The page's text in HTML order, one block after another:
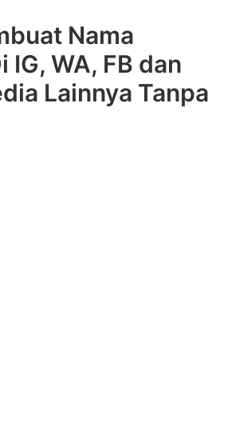
Nama
IG, WA, FB dan
Lainnya Tanpa